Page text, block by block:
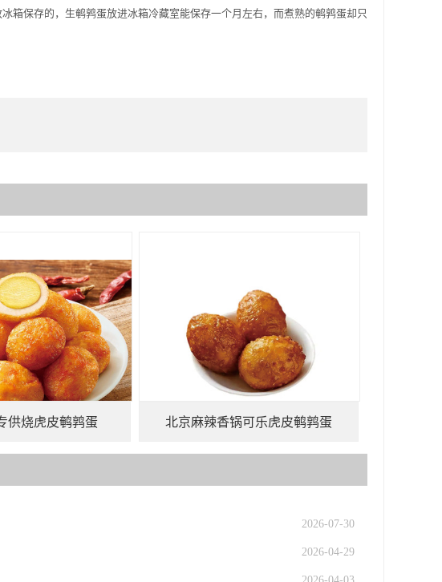
箱保存的，生鹌鹑蛋放进冰箱冷藏室能保存一个月左右，而煮熟的鹌鹑蛋却只
供烧虎皮鹌鹑蛋 北京麻辣香锅可乐虎皮鹌鹑蛋
2026-07-30
2026-04-29